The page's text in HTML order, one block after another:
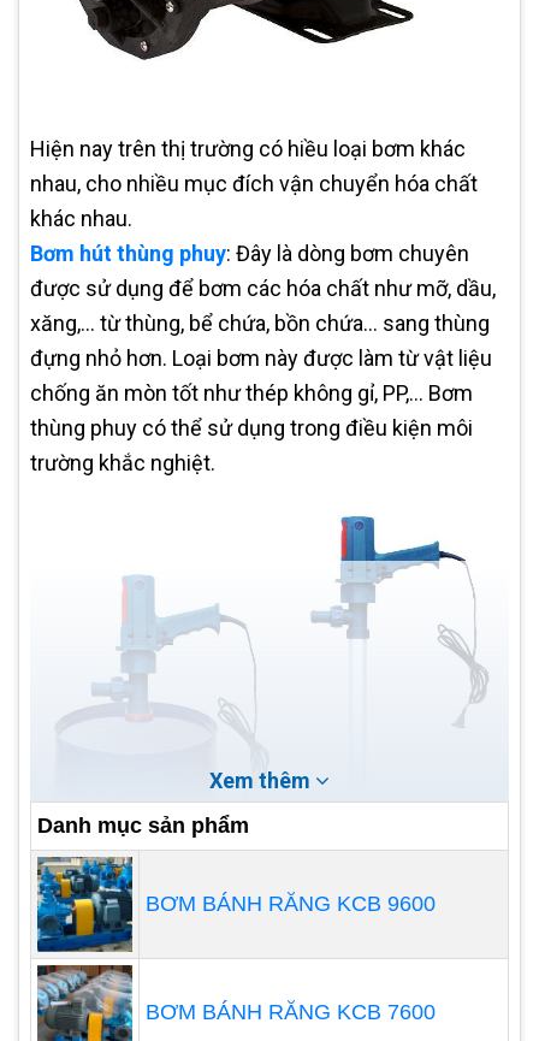
Hiện nay trên thị trường có hiều loại bơm khác
nhau, cho nhiều mục đích vận chuyển hóa chất
khác nhau.
Bơm hút thùng phuy: Đây là dòng bơm chuyên
được sử dụng để bơm các hóa chất như mỡ, dầu,
xăng,... từ thùng, bể chứa, bồn chứa… sang thùng
đựng nhỏ hơn. Loại bơm này được làm từ vật liệu
chống ăn mòn tốt như thép không gỉ, PP,... Bơm
thùng phuy có thể sử dụng trong điều kiện môi
trường khắc nghiệt.
Xem thêm
Danh mục sản phẩm
BƠM BÁNH RĂNG KCB 9600
BƠM BÁNH RĂNG KCB 7600